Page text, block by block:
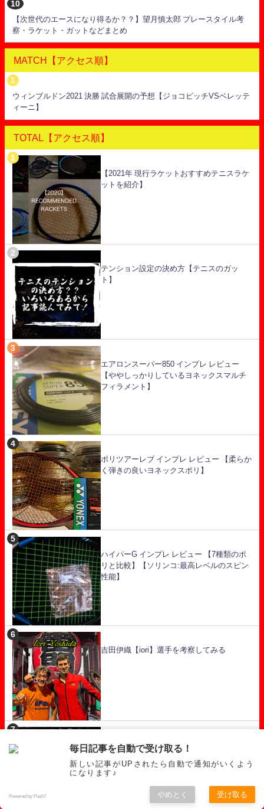
【次世代のエースになり得るか？？】望月慎太郎 プレースタイル考
察・ラケット・ガットなどまとめ
MATCH【アクセス順】
ウィンブルドン2021 決勝 試合展開の予想【ジョコビッチVSベレッテ
ィーニ】
TOTAL【アクセス順】
【2021年 現行ラケットおすすめテニスラケ
ットを紹介】
テンション設定の決め方【テニスのガッ
ト】
エアロンスーパー850 インプレ レビュー
【ややしっかりしているヨネックスマルチ
フィラメント】
ポリツアーレブ インプレ レビュー 【柔らか
く弾きの良いヨネックスポリ】
ハイパーG インプレ レビュー 【7種類のポ
リと比較】【ソリンコ:最高レベルのスピン
性能】
吉田伊織【iori】選手を考察してみる
テニス ナイロンガット インプレ レビューを
徹底比較 【あなたにおすすめはどれ
だ！！】
毎日記事を自動で受け取る！
新しい記事がUPされたら自動で通知がいくよう
になります♪
Powered by Push7 やめとく 受け取る